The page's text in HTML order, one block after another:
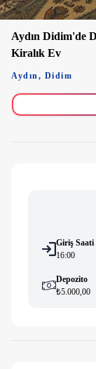
Aydın Didim'de
Kiralık Ev
Aydın, Didim
Giriş Saati
16:00
Depozito
₺5.000,00